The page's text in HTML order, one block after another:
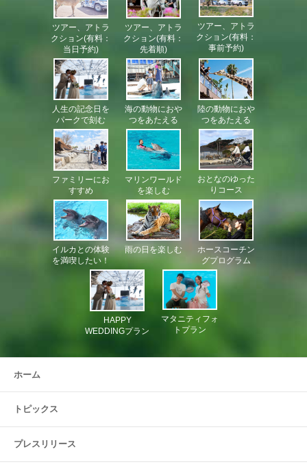
ツアー、アトラ
クション(有料：
当日予約)
ツアー、アトラ
クション(有料：
先着順)
ツアー、アトラ
クション(有料：
事前予約)
人生の記念日を
パークで刻む
海の動物におや
つをあたえる
陸の動物におや
つをあたえる
ファミリーにお
すすめ
マリンワールド
を楽しむ
おとなのゆった
りコース
イルカとの体験
を満喫したい！
雨の日を楽しむ
ホースコーチン
グプログラム
HAPPY
WEDDINGプラン
マタニティフォ
トプラン
ホーム
トピックス
プレスリリース